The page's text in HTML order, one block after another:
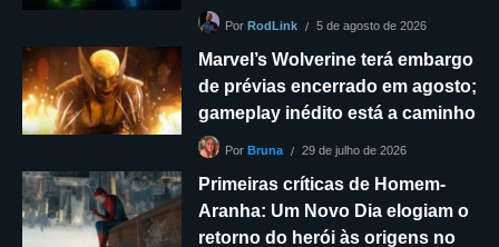
Por RodLink 5 de agosto de 2026
Marvel’s Wolverine terá embargo
de prévias encerrado em agosto;
gameplay inédito está a caminho
Por Bruna 29 de julho de 2026
Primeiras críticas de Homem-
Aranha: Um Novo Dia elogiam o
retorno do herói às origens no